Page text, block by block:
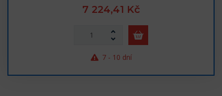
7 224,41 Kč
7 - 10 dní